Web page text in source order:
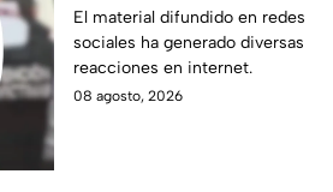
Captan brut4l agresión
contra un hombre que
perdió la vid4
El material difundido en redes
sociales ha generado diversas
reacciones en internet.
08 agosto, 2026